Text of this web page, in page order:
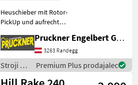
Heuschieber mit Rotor-
PickUp und aufrecht
Förderband links-rechts
umschaltbar mittels
Bedienhebel # klappbare
Seitenschilder für große F
Pruckner Engelbert GmbH
3263 Randegg
Stroji z
motorji /
Premium Plus prodajalec